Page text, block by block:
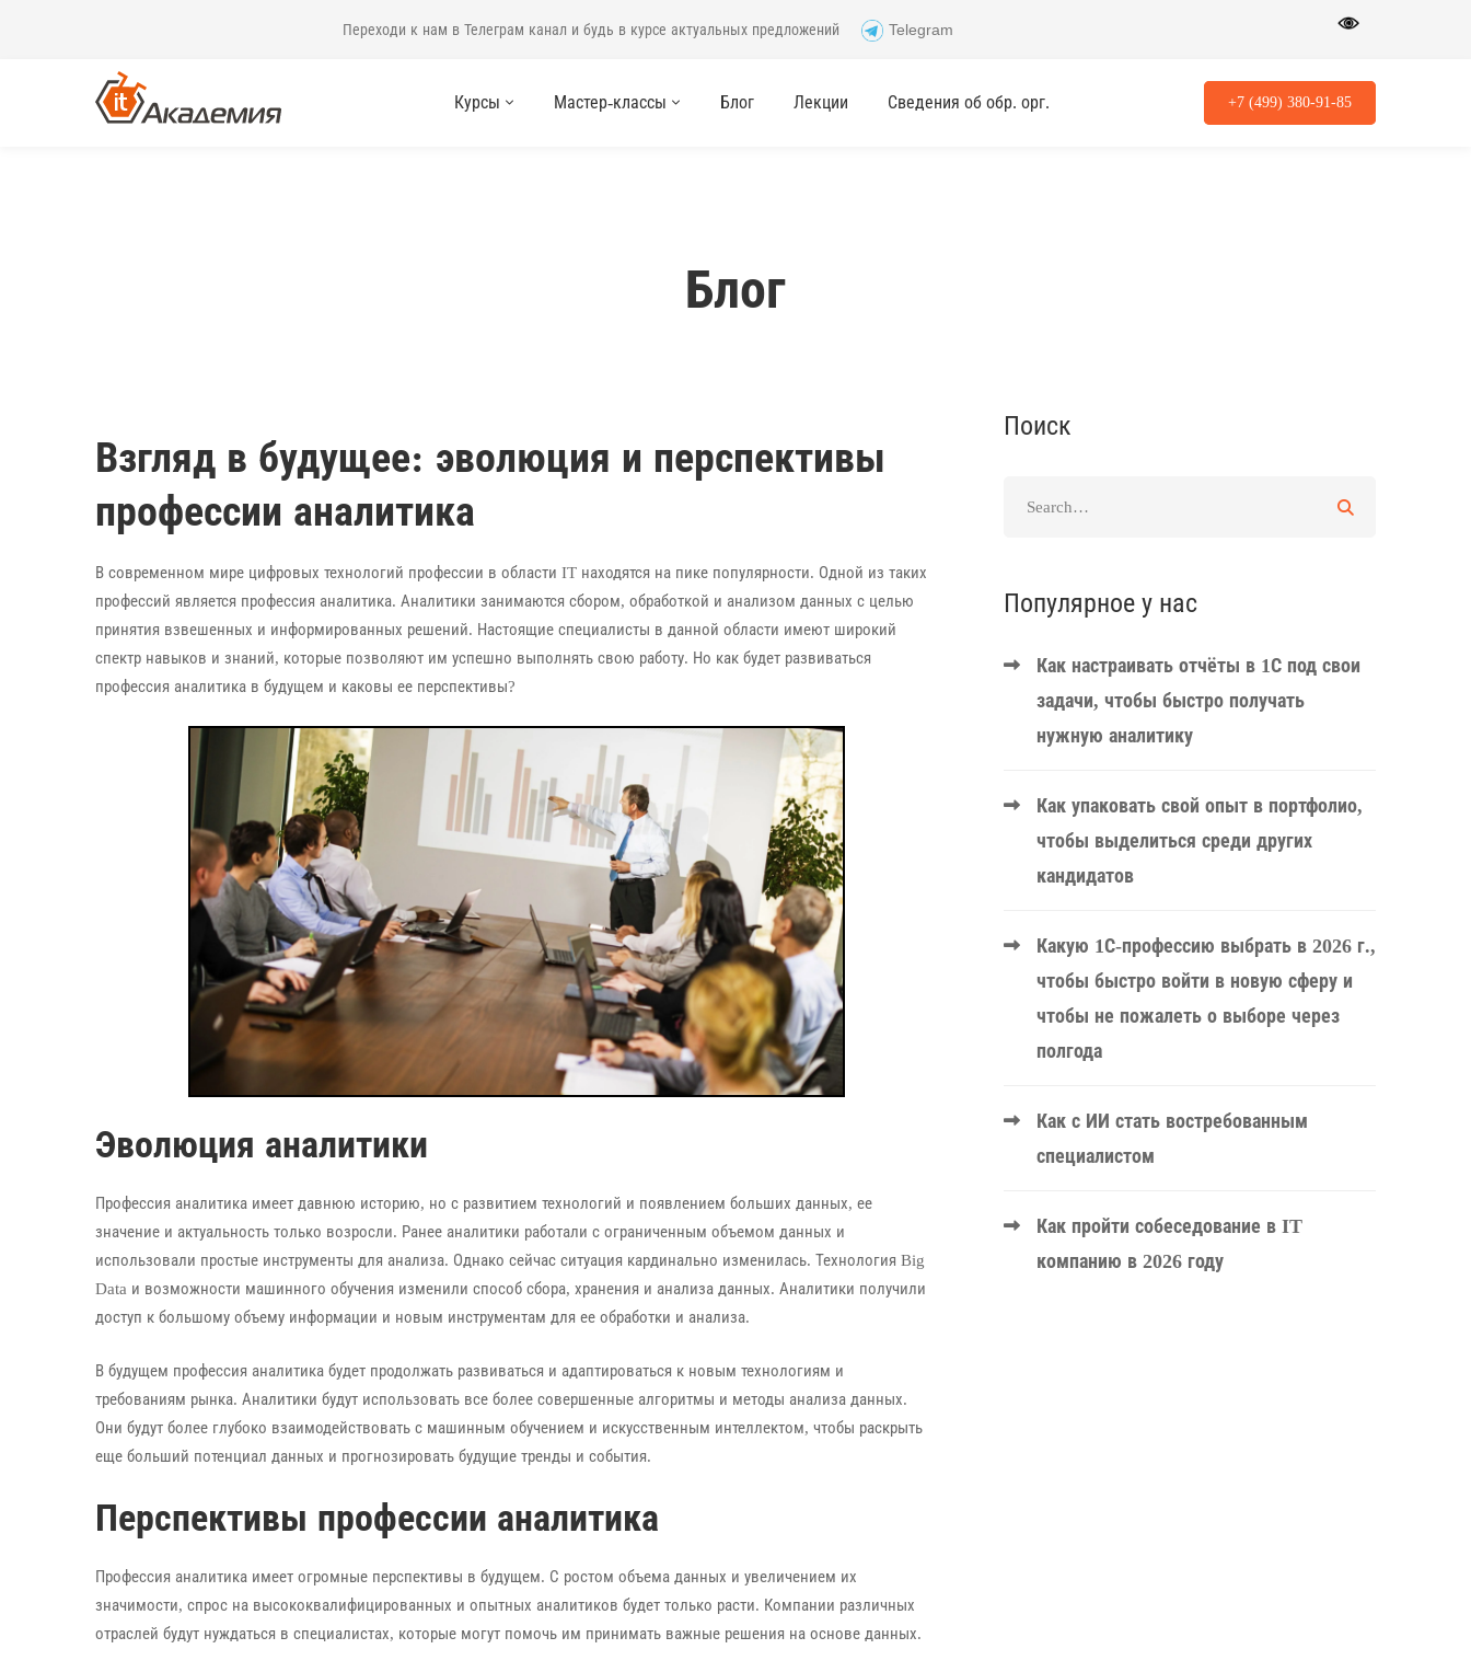
Переходи к нам в Телеграм канал и будь в курсе актуальных предложений Telegram
Курсы Мастер-классы Блог Лекции Сведения об обр. орг. +7 (499) 380-91-85
Блог
Взгляд в будущее: эволюция и перспективы
профессии аналитика
В современном мире цифровых технологий профессии в области IT находятся на пике популярности. Одной из таких
профессий является профессия аналитика. Аналитики занимаются сбором, обработкой и анализом данных с целью
принятия взвешенных и информированных решений. Настоящие специалисты в данной области имеют широкий
спектр навыков и знаний, которые позволяют им успешно выполнять свою работу. Но как будет развиваться
профессия аналитика в будущем и каковы ее перспективы?
Эволюция аналитики
Профессия аналитика имеет давнюю историю, но с развитием технологий и появлением больших данных, ее
значение и актуальность только возросли. Ранее аналитики работали с ограниченным объемом данных и
использовали простые инструменты для анализа. Однако сейчас ситуация кардинально изменилась. Технология Big
Data и возможности машинного обучения изменили способ сбора, хранения и анализа данных. Аналитики получили
доступ к большому объему информации и новым инструментам для ее обработки и анализа.
В будущем профессия аналитика будет продолжать развиваться и адаптироваться к новым технологиям и
требованиям рынка. Аналитики будут использовать все более совершенные алгоритмы и методы анализа данных.
Они будут более глубоко взаимодействовать с машинным обучением и искусственным интеллектом, чтобы раскрыть
еще больший потенциал данных и прогнозировать будущие тренды и события.
Перспективы профессии аналитика
Профессия аналитика имеет огромные перспективы в будущем. С ростом объема данных и увеличением их
значимости, спрос на высококвалифицированных и опытных аналитиков будет только расти. Компании различных
отраслей будут нуждаться в специалистах, которые могут помочь им принимать важные решения на основе данных.
Поиск
Популярное у нас
Как настраивать отчёты в 1С под свои
задачи, чтобы быстро получать
нужную аналитику
Как упаковать свой опыт в портфолио,
чтобы выделиться среди других
кандидатов
Какую 1С-профессию выбрать в 2026 г.,
чтобы быстро войти в новую сферу и
чтобы не пожалеть о выборе через
полгода
Как с ИИ стать востребованным
специалистом
Как пройти собеседование в IT
компанию в 2026 году